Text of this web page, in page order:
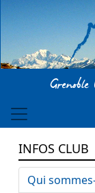
INFOS CLUB
Qui